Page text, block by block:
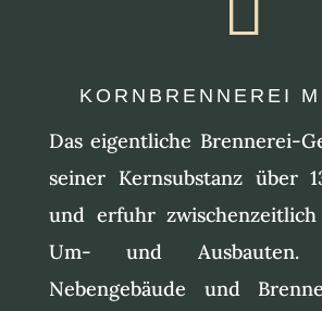
KORNBRENNEREI
Das eigentliche Brennerei-
seiner Kernsubstanz über
und erfuhr zwischenzeitlich
Um- und Ausbauten.
Nebengebäude und